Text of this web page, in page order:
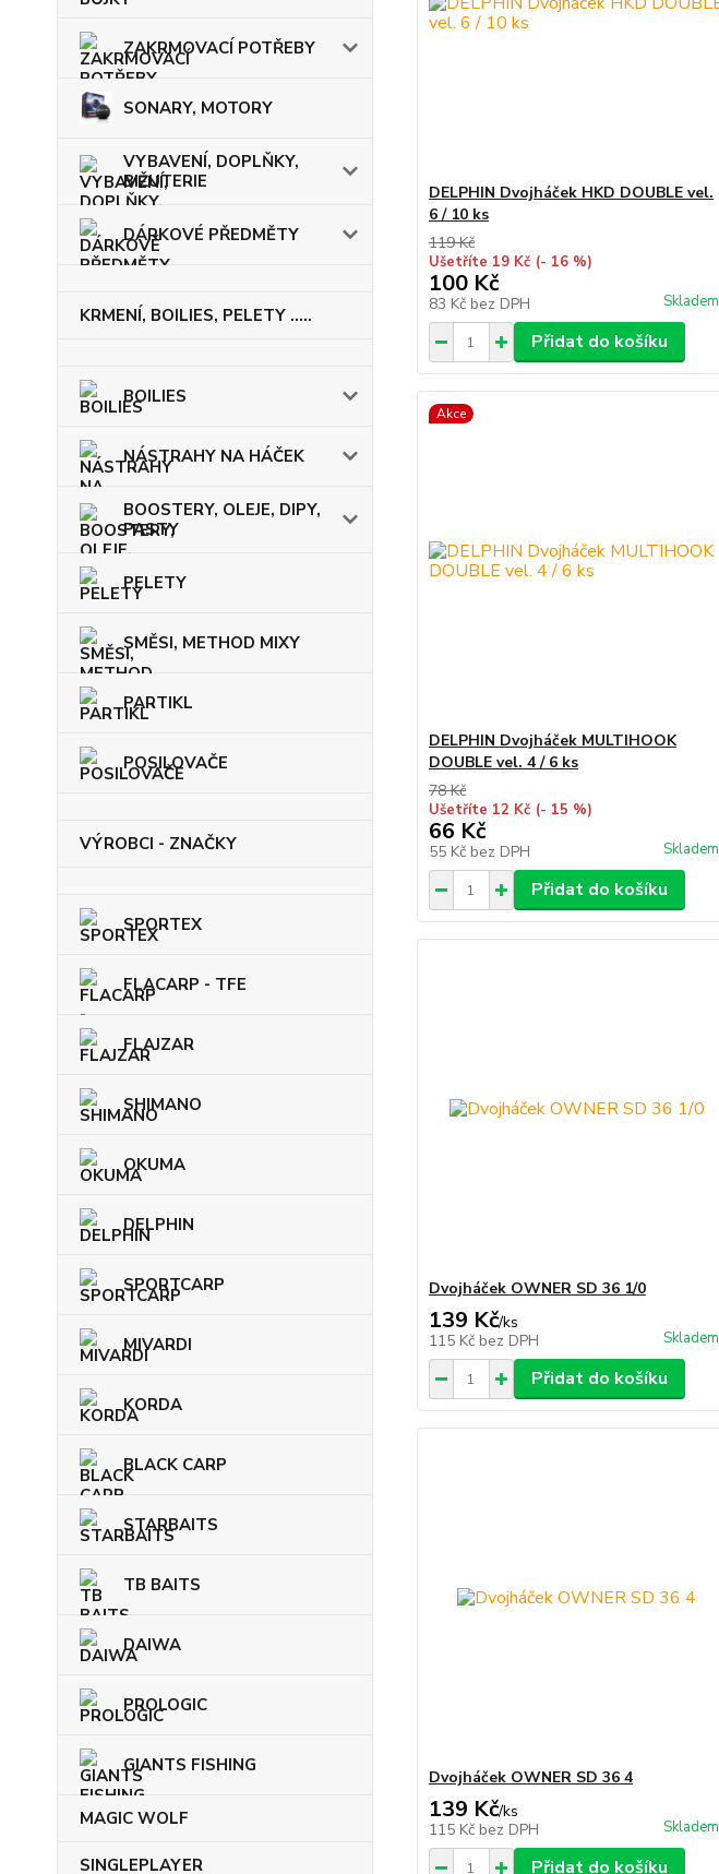
ZAKRMOVACÍ POTŘEBY
SONARY, MOTORY
VYBAVENÍ, DOPLŇKY,
BIŽUTERIE
DÁRKOVÉ PŘEDMĚTY
KRMENÍ, BOILIES, PELETY .....
BOILIES
NÁSTRAHY NA HÁČEK
BOOSTERY, OLEJE, DIPY,
PASTY
PELETY
SMĚSI, METHOD MIXY
PARTIKL
POSILOVAČE
VÝROBCI - ZNAČKY
SPORTEX
FLACARP - TFE
FLAJZAR
SHIMANO
OKUMA
DELPHIN
SPORTCARP
MIVARDI
KORDA
BLACK CARP
STARBAITS
TB BAITS
DAIWA
PROLOGIC
GIANTS FISHING
MAGIC WOLF
SINGLEPLAYER
DELPHIN Dvojháček HKD DOUBLE vel.
6 / 10 ks
119 Kč
Ušetříte 19 Kč (- 16 %)
100 Kč
83 Kč bez DPH Skladem
Přidat do košíku
Akce
DELPHIN Dvojháček MULTIHOOK
DOUBLE vel. 4 / 6 ks
78 Kč
Ušetříte 12 Kč (- 15 %)
66 Kč
55 Kč bez DPH Skladem
Přidat do košíku
Dvojháček OWNER SD 36 1/0
139 Kč/ks
115 Kč bez DPH Skladem
Přidat do košíku
Dvojháček OWNER SD 36 4
139 Kč/ks
115 Kč bez DPH Skladem
Přidat do košíku